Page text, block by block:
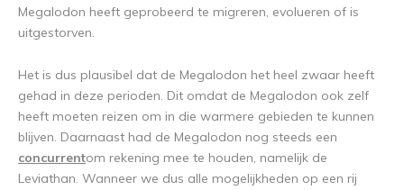
Megalodon heeft geprobeerd te migreren, evolueren of is
uitgestorven.
Het is dus plausibel dat de Megalodon het heel zwaar heeft
gehad in deze perioden. Dit omdat de Megalodon ook zelf
heeft moeten reizen om in die warmere gebieden te kunnen
blijven. Daarnaast had de Megalodon nog steeds een
concurrentom rekening mee te houden, namelijk de
Leviathan. Wanneer we dus alle mogelijkheden op een rij